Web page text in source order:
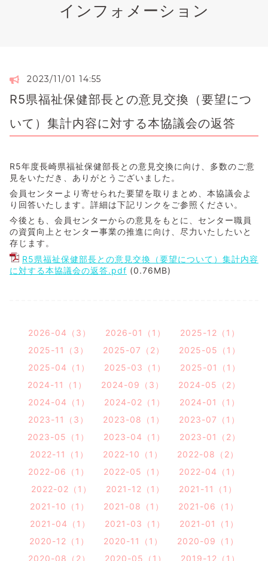
インフォメーション
2023/11/01 14:55
R5県福祉保健部長との意見交換（要望につ
いて）集計内容に対する本協議会の返答
R5年度長崎県福祉保健部長との意見交換に向け、多数のご意
見をいただき、ありがとうございました。
会員センターより寄せられた要望を取りまとめ、本協議会よ
り回答いたします。詳細は下記リンクをご参照ください。
今後とも、会員センターからの意見をもとに、センター職員
の資質向上とセンター事業の推進に向け、尽力いたしたいと
存じます。
R5県福祉保健部長との意見交換（要望について）集計内容
に対する本協議会の返答.pdf (0.76MB)
2026-04（3） 2026-01（1）
2025-12（1）
2025-11（3）
2025-07（2）
2025-05（1）
2025-04（1）
2025-03（1）
2025-01（1）
2024-11（1）
2024-09（3）
2024-05（2）
2024-04（1）
2024-02（1）
2024-01（1）
2023-11（3）
2023-08（1）
2023-07（1）
2023-05（1）
2023-04（1）
2023-01（2）
2022-11（1）
2022-10（1）
2022-08（2）
2022-06（1）
2022-05（1）
2022-04（1）
2022-02（1）
2021-12（1）
2021-11（1）
2021-10（1）
2021-08（1）
2021-06（1）
2021-04（1）
2021-03（1）
2021-01（1）
2020-12（1）
2020-11（1）
2020-09（1）
2020-08（2）
2020-05（1） 2019-12（1）